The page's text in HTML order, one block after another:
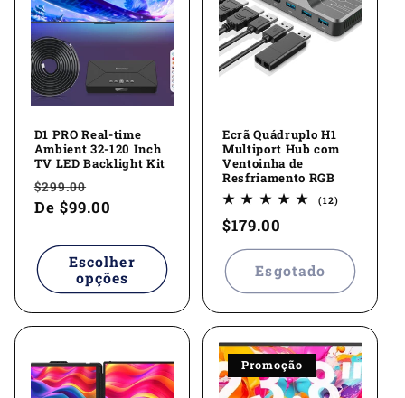
D1 PRO Real-time
Ambient 32-120 Inch
TV LED Backlight Kit
Preço
normal
$299.00
promocional
De $99.00
Escolher
opções
Ecrã Quádruplo H1
Multiport Hub com
Ventoinha de
Resfriamento RGB
(12)12
Preço
normal
$179.00
Esgotado
Promoção